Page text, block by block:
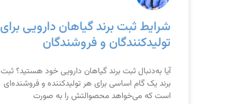
شرایط ثبت برند گیاهان دارویی برای
تولیدکنندگان و فروشندگان
آیا به‌دنبال ثبت برند گیاهان دارویی خود هستید؟ ثبت
برند یک گام اساسی برای هر تولیدکننده و فروشنده‌ای
است که می‌خواهد محصوالتش را به صورت